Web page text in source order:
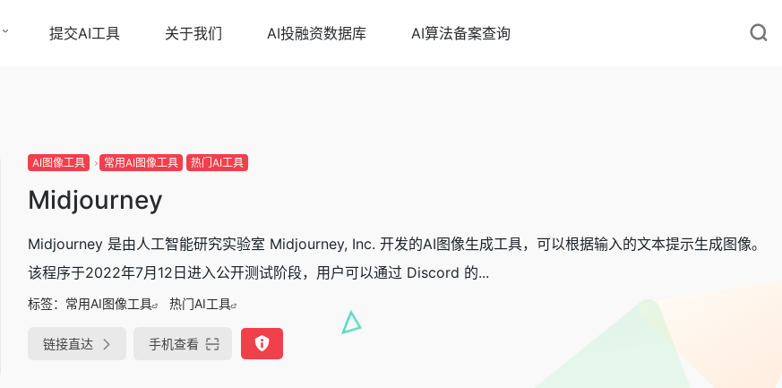
提交AI工具 关于我们 AI投融资数据库 AI算法备案查询
AI图像工具 常用AI图像工具 热门AI工具
Midjourney
Midjourney 是由人工智能研究实验室 Midjourney, Inc. 开发的AI图像生成工具，可以根据输入的文本提示生成图像。
该程序于2022年7月12日进入公开测试阶段，用户可以通过 Discord 的...
标签： 常用AI图像工具 热门AI工具
链接直达 手机查看